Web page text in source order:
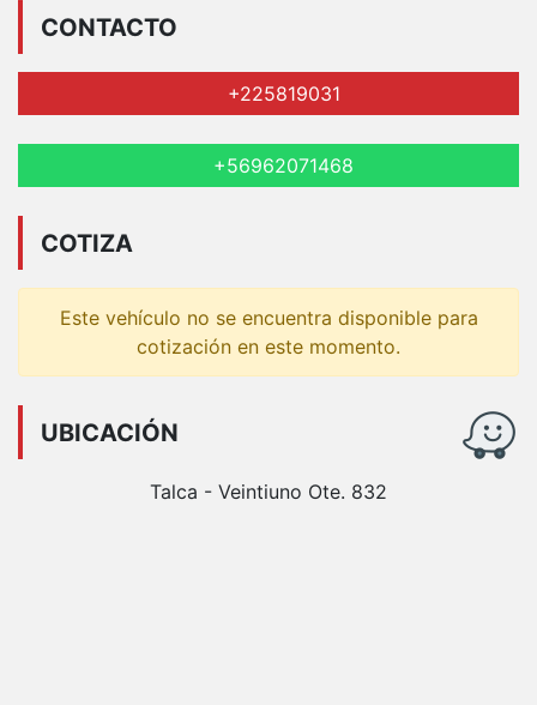
CONTACTO
+225819031
+56962071468
COTIZA
Este vehículo no se encuentra disponible para
cotización en este momento.
UBICACIÓN
Talca - Veintiuno Ote. 832